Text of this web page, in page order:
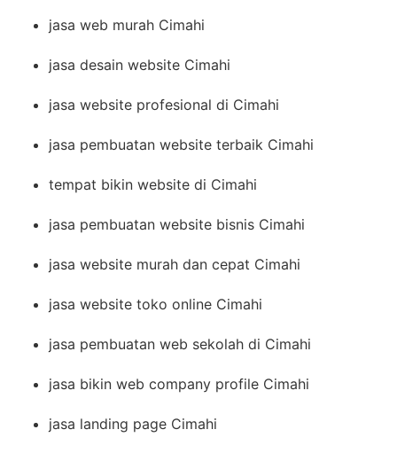
jasa web murah Cimahi
jasa desain website Cimahi
jasa website profesional di Cimahi
jasa pembuatan website terbaik Cimahi
tempat bikin website di Cimahi
jasa pembuatan website bisnis Cimahi
jasa website murah dan cepat Cimahi
jasa website toko online Cimahi
jasa pembuatan web sekolah di Cimahi
jasa bikin web company profile Cimahi
jasa landing page Cimahi